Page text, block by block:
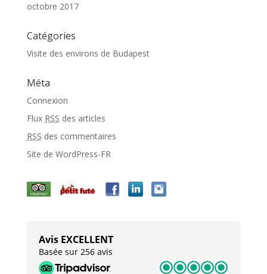
octobre 2017
Catégories
Visite des environs de Budapest
Méta
Connexion
Flux RSS des articles
RSS des commentaires
Site de WordPress-FR
Avis EXCELLENT
Basée sur 256 avis